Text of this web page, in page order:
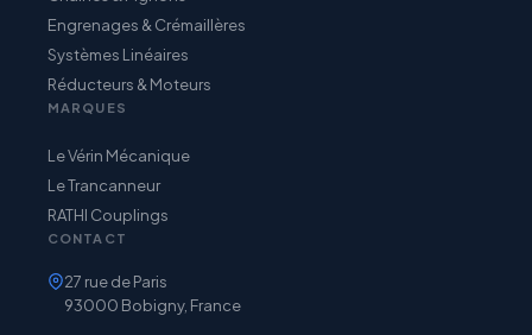
Engrenages & Crémaillères
Systèmes Linéaires
Réducteurs & Moteurs
MARQUES
Le Vérin Mécanique
Le Trancanneur
RATHI Couplings
CONTACT
27 rue de Paris
93000 Bobigny, France